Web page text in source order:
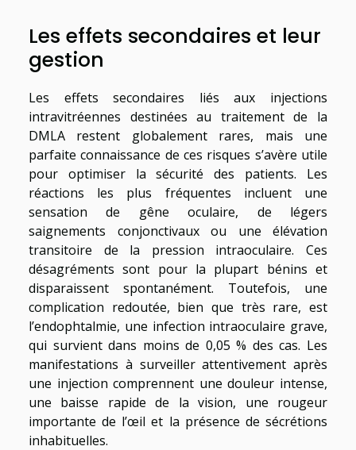
Les effets secondaires et leur
gestion
Les effets secondaires liés aux injections
intravitréennes destinées au traitement de la
DMLA restent globalement rares, mais une
parfaite connaissance de ces risques s’avère utile
pour optimiser la sécurité des patients. Les
réactions les plus fréquentes incluent une
sensation de gêne oculaire, de légers
saignements conjonctivaux ou une élévation
transitoire de la pression intraoculaire. Ces
désagréments sont pour la plupart bénins et
disparaissent spontanément. Toutefois, une
complication redoutée, bien que très rare, est
l’endophtalmie, une infection intraoculaire grave,
qui survient dans moins de 0,05 % des cas. Les
manifestations à surveiller attentivement après
une injection comprennent une douleur intense,
une baisse rapide de la vision, une rougeur
importante de l’œil et la présence de sécrétions
inhabituelles.